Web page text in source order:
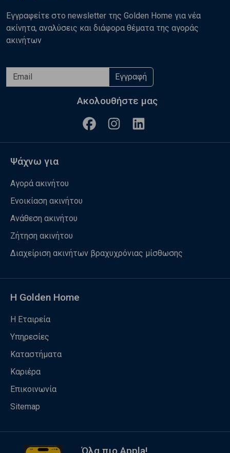
Εγγραφείτε στο newsletter της Golden Home για νέα
ακίνητα, αναλύσεις και διάφορα θέματα της αγοράς
ακινήτων
Εγγραφή
Ακολουθήστε μας
Ψάχνω για
Αγορά ακινήτου
Ενοικίαση ακινήτου
Ανάθεση ακινήτου
Ζήτηση ακινήτου
Διαχείριση ακινήτων βραχυχρόνιας μίσθωσης
Η Golden Home
Η Εταιρεία
Υπηρεσίες
Καταστήματα
Καριέρα
Επικοινωνία
Sitemap